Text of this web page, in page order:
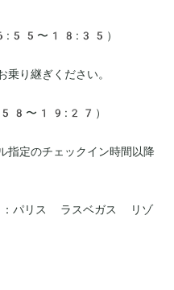
16:55〜18:35）
乗り継ぎください。
〜19:27）
指定のチェックイン時間以降
：パリス ラスベガス リゾ